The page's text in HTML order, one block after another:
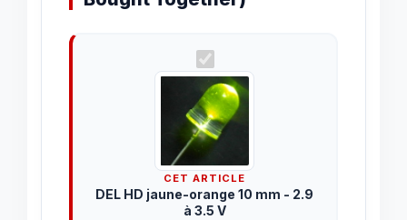
CET ARTICLE
DEL HD jaune-orange 10 mm - 2.9
à 3.5 V